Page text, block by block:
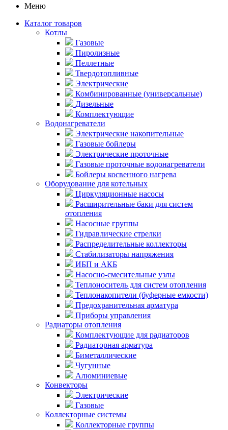
Меню
Каталог товаров
Котлы
Газовые
Пиролизные
Пеллетные
Твердотопливные
Электрические
Комбинированные (универсальные)
Дизельные
Комплектующие
Водонагреватели
Электрические накопительные
Газовые бойлеры
Электрические проточные
Газовые проточные водонагреватели
Бойлеры косвенного нагрева
Оборудование для котельных
Циркуляционные насосы
Расширительные баки для систем
отопления
Насосные группы
Гидравлические стрелки
Распределительные коллекторы
Стабилизаторы напряжения
ИБП и АКБ
Насосно-смесительные узлы
Теплоноситель для систем отопления
Теплонакопители (буферные емкости)
Предохранительная арматура
Приборы управления
Радиаторы отопления
Комплектующие для радиаторов
Радиаторная арматура
Биметаллические
Чугунные
Алюминиевые
Конвекторы
Электрические
Газовые
Коллекторные системы
Коллекторные группы